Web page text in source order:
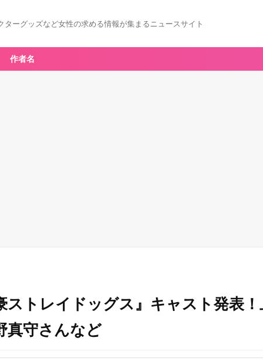
ターグッズなど女性の求める情報が集まるニュースサイト
作者名
ストレイドッグス』キャスト発表！
真守さんなど